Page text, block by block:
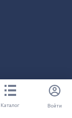
Каталог Войти
2026